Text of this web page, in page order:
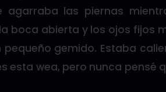
agarraba las piernas
boca abierta y los ojos fijos
gemido. Estaba
esta wea, pero nunca pensé